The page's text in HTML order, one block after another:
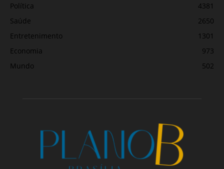
Política
4381
Saúde
2650
Entretenimento
1301
Economia
973
Mundo
502